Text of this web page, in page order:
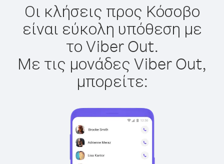
Οι κλήσεις προς Κόσοβο
είναι εύκολη υπόθεση με
το Viber Out.
Με τις μονάδες Viber Out,
μπορείτε: